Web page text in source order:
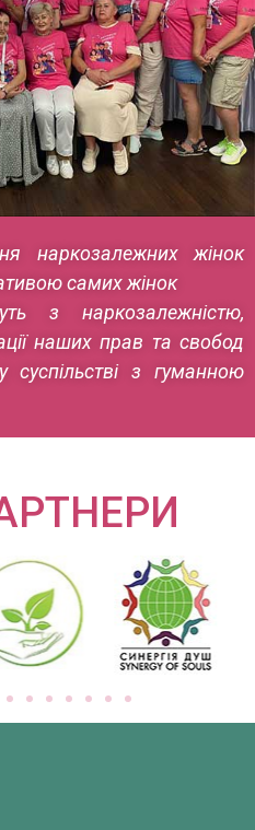
наркозалежних жінок
самих жінок
з наркозалежністю,
наших прав та свобод
суспільстві з гуманною